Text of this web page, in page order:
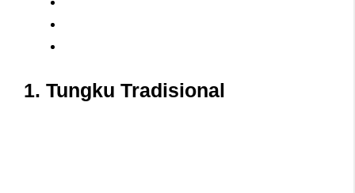
1. Tungku Tradisional